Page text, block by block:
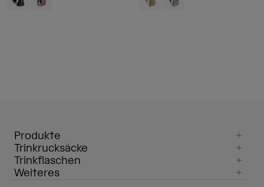
Produkte
Trinkrucksäcke
Trinkflaschen
Weiteres